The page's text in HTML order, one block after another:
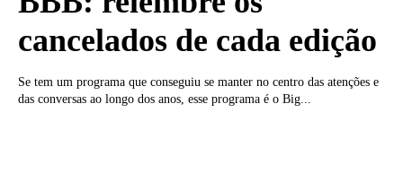
cancelados de cada edição
Se tem um programa que conseguiu se manter no centro das atenções e
das conversas ao longo dos anos, esse programa é o Big...